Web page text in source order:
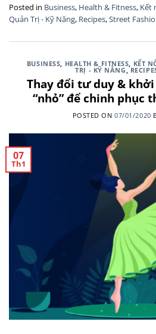
Posted in Business, Health & Fitness, Kết
Quản Trị - Kỹ Năng, Recipes,Street
BUSINESS, HEALTH & FITNESS, KẾT
TRỊ - KỸ NĂNG,
Thay đổi tư duy &
“nhỏ” để chinh phục
POSTED ON07/01/2020
07
Th1